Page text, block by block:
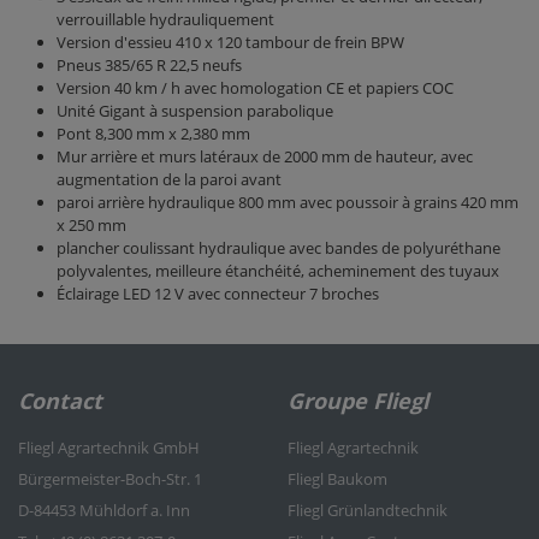
verrouillable hydrauliquement
Version d'essieu 410 x 120 tambour de frein BPW
Pneus 385/65 R 22,5 neufs
Version 40 km / h avec homologation CE et papiers COC
Unité Gigant à suspension parabolique
Pont 8,300 mm x 2,380 mm
Mur arrière et murs latéraux de 2000 mm de hauteur, avec
augmentation de la paroi avant
paroi arrière hydraulique 800 mm avec poussoir à grains 420 mm
x 250 mm
plancher coulissant hydraulique avec bandes de polyuréthane
polyvalentes, meilleure étanchéité, acheminement des tuyaux
Éclairage LED 12 V avec connecteur 7 broches
Contact
Fliegl Agrartechnik GmbH
Bürgermeister-Boch-Str. 1
D-84453 Mühldorf a. Inn
Groupe Fliegl
Fliegl Agrartechnik
Fliegl Baukom
Fliegl Grünlandtechnik